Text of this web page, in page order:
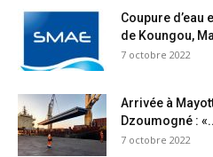
Coupure
de Koungou,
7 octobre 2022
Arrivée à
Dzoumogné :
7 octobre 2022